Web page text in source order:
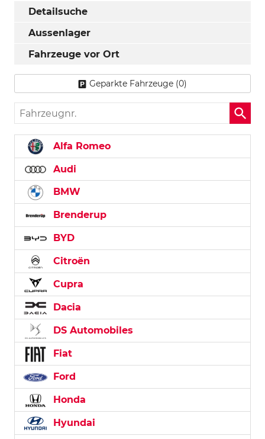
Detailsuche
Aussenlager
Fahrzeuge vor Ort
Geparkte Fahrzeuge (0)
Fahrzeugnr.
Alfa Romeo
Audi
BMW
Brenderup
BYD
Citroën
Cupra
Dacia
DS Automobiles
Fiat
Ford
Honda
Hyundai